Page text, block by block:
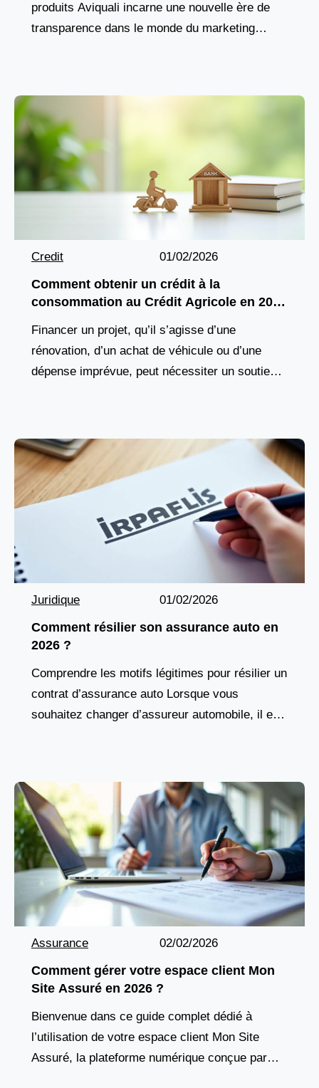
produits Aviquali incarne une nouvelle ère de
transparence dans le monde du marketing
Credit 01/02/2026
Comment obtenir un crédit à la
consommation au Crédit Agricole en 2026
Financer un projet, qu’il s’agisse d’une
rénovation, d’un achat de véhicule ou d’une
dépense imprévue, peut nécessiter un soutien
Juridique 01/02/2026
Comment résilier son assurance auto en
2026 ?
Comprendre les motifs légitimes pour résilier un
contrat d’assurance auto Lorsque vous
souhaitez changer d’assureur automobile, il est
Assurance 02/02/2026
Comment gérer votre espace client Mon
Site Assuré en 2026 ?
Bienvenue dans ce guide complet dédié à
l’utilisation de votre espace client Mon Site
Assuré, la plateforme numérique conçue par